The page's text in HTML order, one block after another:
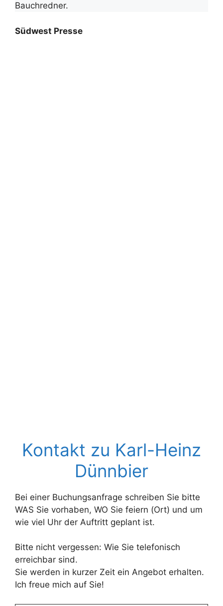
Bauchredner.
Südwest Presse
Kontakt zu Karl-Heinz
Dünnbier
Bei einer Buchungsanfrage schreiben Sie bitte
WAS Sie vorhaben, WO Sie feiern (Ort) und um
wie viel Uhr der Auftritt geplant ist.
Bitte nicht vergessen: Wie Sie telefonisch
erreichbar sind.
Sie werden in kurzer Zeit ein Angebot erhalten.
Ich freue mich auf Sie!